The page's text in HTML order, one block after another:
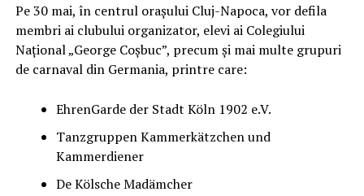
Pe 30 mai, în centrul orașului Cluj-Napoca, vor defila
membri ai clubului organizator, elevi ai Colegiului
Național „George Coșbuc”, precum și mai multe grupuri
de carnaval din Germania, printre care:
EhrenGarde der Stadt Köln 1902 e.V.
Tanzgruppen Kammerkätzchen und
Kammerdiener
De Kölsche Madämcher